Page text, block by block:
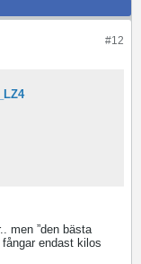
#12
men ”den bästa
endast kilos